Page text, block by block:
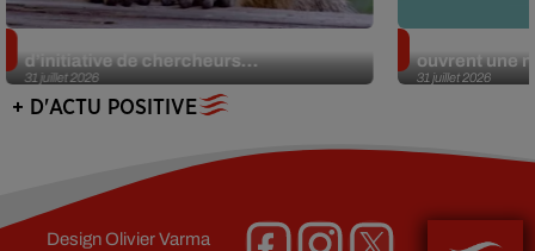
31 juillet 2026
d’initiative de chercheurs...
31 juillet 2026
ouvrent une
+ D'ACTU POSITIVE
DesignOlivier Varma